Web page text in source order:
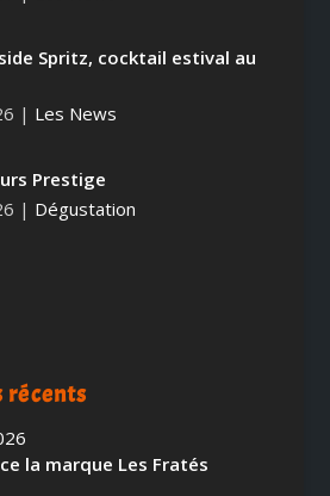
Spritz, cocktail estival au
| Les News
Prestige
| Dégustation
récents
la marque Les Fratés